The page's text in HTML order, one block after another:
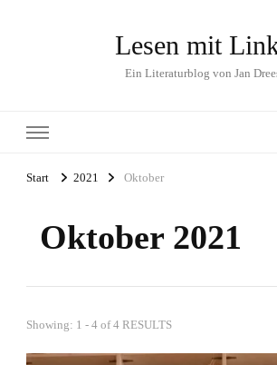
Lesen mit
Ein Literaturblog von Jan
Start 2021 Oktober
Oktober 2021
Showing: 1 - 4 of 4 RESULTS